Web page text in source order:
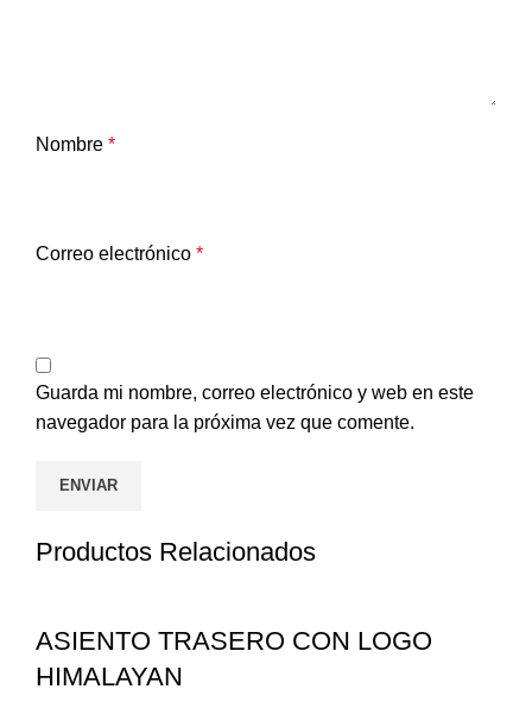
Nombre *
Correo electrónico *
Guarda mi nombre, correo electrónico y web en este
navegador para la próxima vez que comente.
Productos Relacionados
ASIENTO TRASERO CON LOGO
HIMALAYAN